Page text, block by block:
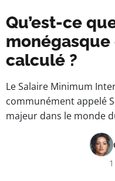
Qu’est-ce
calculé ?
Le Salaire Minimum
communément appelé
majeur dans le monde